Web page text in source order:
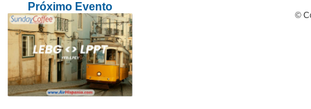
Próximo Evento
©